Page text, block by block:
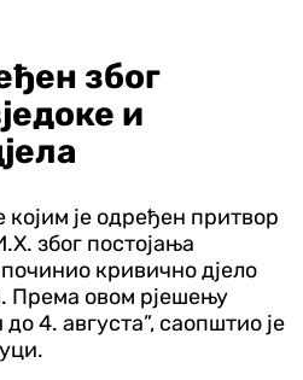
због
и
којим је одређен притвор
због постојања
кривично дјело
Према овом рјешењу
4. августа”, саопштио је